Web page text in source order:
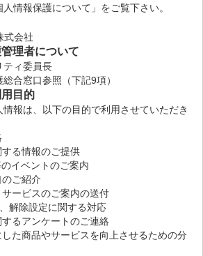
情報保護について」をご覧下さい。
式会社
管理者について
ティ委員長
合窓口参照（下記9項）
用目的
報は、以下の目的で利用させていただき
る情報のご提供
イベントのご案内
ご紹介
ービスのご案内の送付
解除設定に関する対応
るアンケートのご連絡
た商品やサービスを向上させるための分